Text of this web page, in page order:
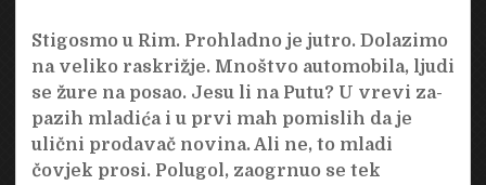
Stigosmo u Rim. Prohladno je jutro. Dolazimo
na veliko raskrižje. Mnoštvo automobila, ljudi
se žure na posao. Jesu li na Putu? U vrevi za-
pazih mladića i u prvi mah pomislih da je
ulični prodavač novina. Ali ne, to mladi
čovjek prosi. Polugol, zaogrnuo se tek